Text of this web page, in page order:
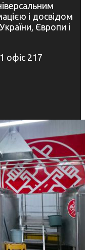
і досвідом
Європи і
офіс 217